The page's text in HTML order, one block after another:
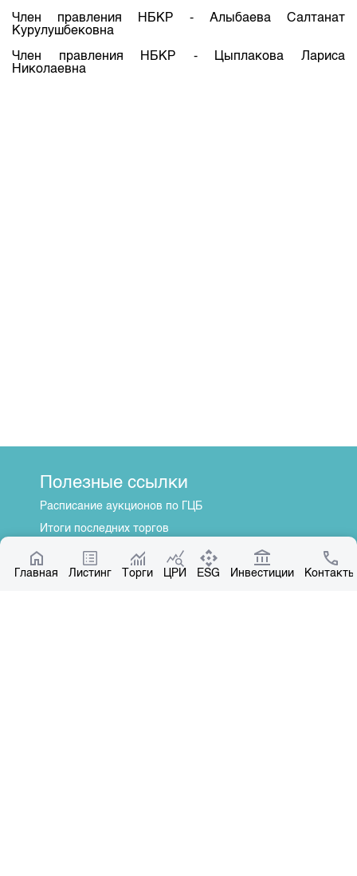
Главная Листинг Торги ЦРИ ESG Инвестиции Контакты
Член правления НБКР - Алыбаева Салтанат
Курулушбековна
Член правления НБКР - Цыплакова Лариса
Николаевна
Полезные ссылки
Расписание аукционов по ГЦБ
Итоги последних торгов
Котировки по ЦБ
Центр раскрытия информации